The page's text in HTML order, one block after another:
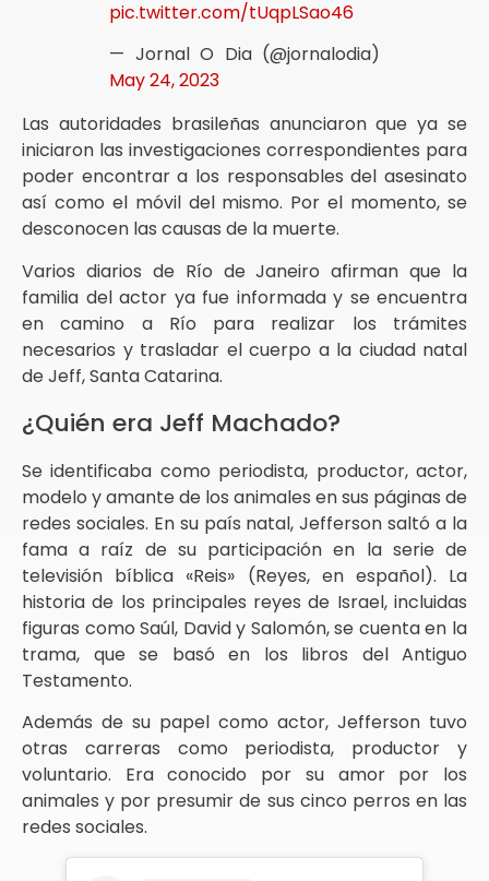
pic.twitter.com/tUqpLSao46
— Jornal O Dia (@jornalodia)
May 24, 2023
Las autoridades brasileñas anunciaron que ya se
iniciaron las investigaciones correspondientes para
poder encontrar a los responsables del asesinato
así como el móvil del mismo. Por el momento, se
desconocen las causas de la muerte.
Varios diarios de Río de Janeiro afirman que la
familia del actor ya fue informada y se encuentra
en camino a Río para realizar los trámites
necesarios y trasladar el cuerpo a la ciudad natal
de Jeff, Santa Catarina.
¿Quién era Jeff Machado?
Se identificaba como periodista, productor, actor,
modelo y amante de los animales en sus páginas de
redes sociales. En su país natal, Jefferson saltó a la
fama a raíz de su participación en la serie de
televisión bíblica «Reis» (Reyes, en español). La
historia de los principales reyes de Israel, incluidas
figuras como Saúl, David y Salomón, se cuenta en la
trama, que se basó en los libros del Antiguo
Testamento.
Además de su papel como actor, Jefferson tuvo
otras carreras como periodista, productor y
voluntario. Era conocido por su amor por los
animales y por presumir de sus cinco perros en las
redes sociales.